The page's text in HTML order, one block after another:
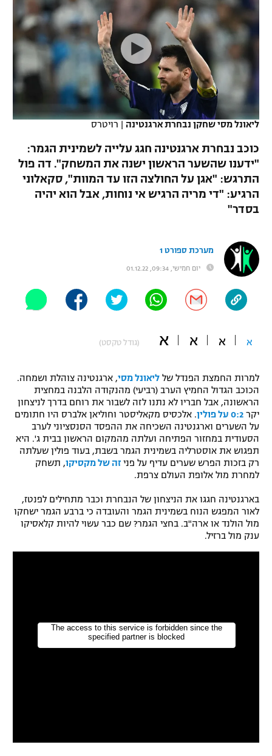
VOD
רץ ברשת
תוצאות
לוח שידורים
ברחבה
"מעל הליגה" – פודקאסט
"מחצית בשכונה" – פודקאסט
תקנון עבור פעילות אלקטרה
תקנון עבור פעילות ספורט 1 – "מרלן"
טניס
גיימינג E-Sports
תנאי שימוש
מדיניות פרטיות
תקנון פעילות ספורט 1
תגיות
נבחרת ישראל
מכבי חיפה
בית"ר ירושלים
מכבי תל אביב
הפועל תל אביב
הפועל חיפה
הפועל באר שבע
בני יהודה
ליגה ספרדית
ליגה איטלקית
ליגה צרפתית
ליגה הולנדית
ליגה טורקית
ליגה סינית
כדורסל נשים
מכבי תל אביב
הפועל חולון
הפועל ירושלים
דני אבדיה
יורוליג
טניס
כדוריד
כדורעף
שחייה
ג'ודו
אגרוף
ספורט אולימפי
היאבקות WWE
אופניים
פוטבול אמריקאי NFL
בייסבול MLB
ספורט אתגרי ואקסטרים
אומנויות לחימה
גיימינג E-Sports
ליאונל מסי שחקן נבחרת ארגנטינה | רויטרס
כוכב נבחרת ארגנטינה חגג עלייה לשמינית הגמר:
"ידענו שהשער הראשון ישנה את המשחק". דה פול
התרגש: "אגן על החולצה הזו עד המוות", סקאלוני
הרגיע: "די מריה הרגיש אי נוחות, אבל הוא יהיה
בסדר"
מערכת ספורט 1
יום חמישי, 09:34, 01.12.22
א א א א (גודל טקסט)
למרות החמצת הפנדל של ליאונל מסי, ארגנטינה צוהלת ושמחה.
הכוכב הגדול החמיץ הערב (רביעי) מהנקודה הלבנה במחצית
הראשונה, אבל חבריו לא נתנו לזה לשבור את רוחם בדרך לניצחון
יקר 0:2 על פולין
. אלכסיס מקאליסטר וחוליאן אלברס היו חתומים
על השערים וארגנטינה השכיחה את ההפסד הסנסציוני לערב
הסעודית במחזור הפתיחה ועלתה מהמקום הראשון בבית ג'. היא
תפגוש את אוסטרליה בשמינית הגמר בשבת, בעוד פולין שעלתה
רק בזכות הפרש שערים עדיף על פני זה של מקסיקו, תשחק
למחרת מול אלופת העולם צרפת.
בארגנטינה חגגו את הניצחון של הנבחרת וכבר מתחילים לפנטז,
לאור המפגש הנוח בשמינית הגמר והעובדה כי ברבע הגמר ישחקו
מול הולנד או ארה"ב. בחצי הגמר? שם כבר עשוי להיות קלאסיקו
ענק מול ברזיל.